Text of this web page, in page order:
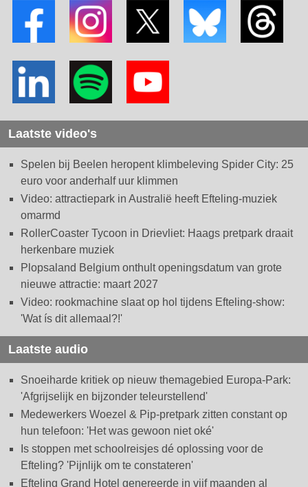
Laatste video's
Spelen bij Beelen heropent klimbeleving Spider City: 25
euro voor anderhalf uur klimmen
Video: attractiepark in Australië heeft Efteling-muziek
omarmd
RollerCoaster Tycoon in Drievliet: Haags pretpark draait
herkenbare muziek
Plopsaland Belgium onthult openingsdatum van grote
nieuwe attractie: maart 2027
Video: rookmachine slaat op hol tijdens Efteling-show:
'Wat ís dit allemaal?!'
Laatste audio
Snoeiharde kritiek op nieuw themagebied Europa-Park:
'Afgrijselijk en bijzonder teleurstellend'
Medewerkers Woezel & Pip-pretpark zitten constant op
hun telefoon: 'Het was gewoon niet oké'
Is stoppen met schoolreisjes dé oplossing voor de
Efteling? 'Pijnlijk om te constateren'
Efteling Grand Hotel genereerde in vijf maanden al